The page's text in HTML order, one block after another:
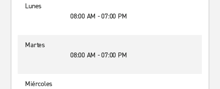
Lunes
08:00 AM - 07:00 PM
Martes
08:00 AM - 07:00 PM
Miércoles